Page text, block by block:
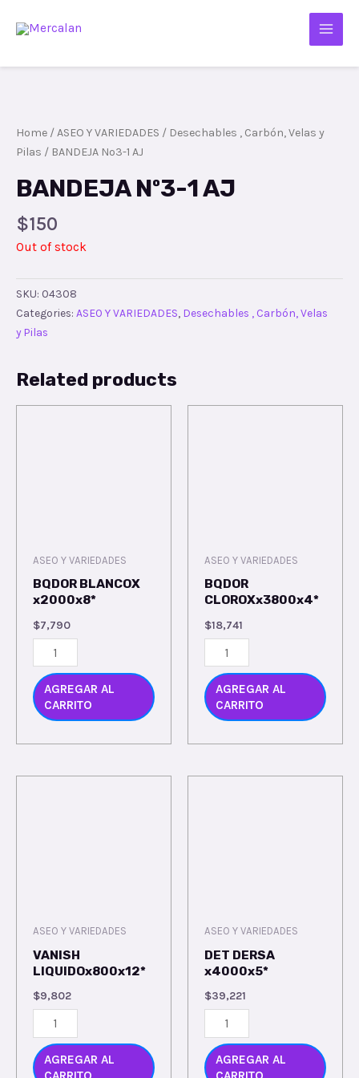
Home /ASEO Y VARIEDADES / Desechables , Carbón, Velas y
Pilas / BANDEJA Nº3-1 AJ
BANDEJA Nº3-1 AJ
$150
Out of stock
SKU: 04308
Categories: ASEO Y VARIEDADES, Desechables , Carbón, Velas
y Pilas
Related products
ASEO Y VARIEDADES
BQDOR BLANCOX
x2000x8*
$7,790
AGREGAR AL
CARRITO
ASEO Y VARIEDADES
BQDOR
CLOROXx3800x4*
$18,741
AGREGAR AL
CARRITO
ASEO Y VARIEDADES
VANISH
LIQUIDOx800x12*
$9,802
AGREGAR AL
ASEO Y VARIEDADES
DET DERSA
x4000x5*
$39,221
AGREGAR AL